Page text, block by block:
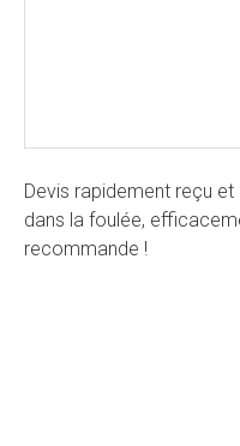
Devis rapidement reçu
dans la foulée,
recommande !